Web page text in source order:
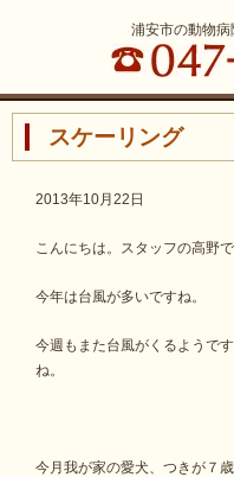
浦安市の動物病
スケーリング
2013年10月22日
こんにちは。スタッフの高野で
今年は台風が多いですね。
今週もまた台風がくるようで
ね。
今月我が家の愛犬、つきが７